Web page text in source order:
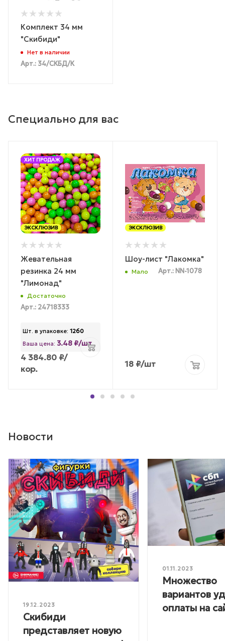
Комплект 34 мм
"Скибиди"
Нет в наличии
Арт.: 34/СКБД/К
Специально для вас
ХИТ ПРОДАЖ
ЭКСКЛЮЗИВ
Жевательная
резинка 24 мм
"Лимонад"
Достаточно
Арт.: 24718333
Шт. в упаковке: 1260
Ваша цена: 3.48 ₽/шт
4 384.80 ₽/
кор.
ЭКСКЛЮЗИВ
Шоу-лист "Лакомка"
Мало Арт.: NN-1078
18 ₽/шт
Новости
19.12.2023
Скибиди
представляет новую
01.11.2023
Множество
вариантов
оплаты на